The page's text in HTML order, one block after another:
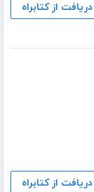
دریافت از کتابراه
دریافت از کتابراه